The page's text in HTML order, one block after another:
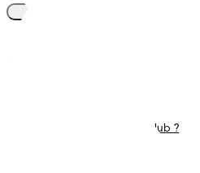
C'est Quoi Pampers Club ?